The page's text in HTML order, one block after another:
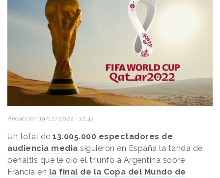
Redacción 19/12/2022 · 12:43
Un total de 13.005.000 espectadores de
audiencia media siguieron en España la tanda de
penaltis que le dio el triunfo a Argentina sobre
Francia en la final de la Copa del Mundo de